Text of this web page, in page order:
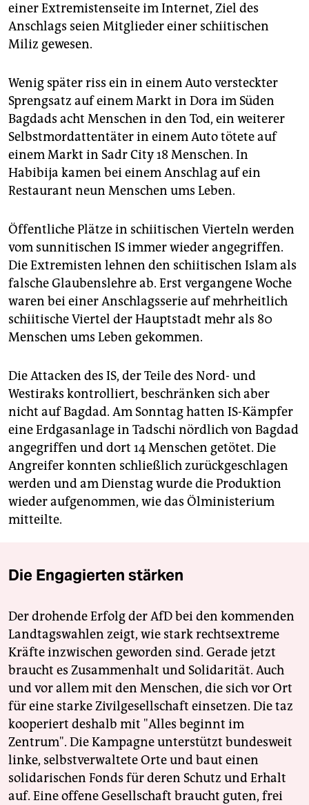
einer Extremistenseite im Internet, Ziel des
Anschlags seien Mitglieder einer schiitischen
Miliz gewesen.
Wenig später riss ein in einem Auto versteckter
Sprengsatz auf einem Markt in Dora im Süden
Bagdads acht Menschen in den Tod, ein weiterer
Selbstmordattentäter in einem Auto tötete auf
einem Markt in Sadr City 18 Menschen. In
Habibija kamen bei einem Anschlag auf ein
Restaurant neun Menschen ums Leben.
Öffentliche Plätze in schiitischen Vierteln werden
vom sunnitischen IS immer wieder angegriffen.
Die Extremisten lehnen den schiitischen Islam als
falsche Glaubenslehre ab. Erst vergangene Woche
waren bei einer Anschlagsserie auf mehrheitlich
schiitische Viertel der Hauptstadt mehr als 80
Menschen ums Leben gekommen.
Die Attacken des IS, der Teile des Nord- und
Westiraks kontrolliert, beschränken sich aber
nicht auf Bagdad. Am Sonntag hatten IS-Kämpfer
eine Erdgasanlage in Tadschi nördlich von Bagdad
angegriffen und dort 14 Menschen getötet. Die
Angreifer konnten schließlich zurückgeschlagen
werden und am Dienstag wurde die Produktion
wieder aufgenommen, wie das Ölministerium
mitteilte.
Die Engagierten stärken
Der drohende Erfolg der AfD bei den kommenden
Landtagswahlen zeigt, wie stark rechtsextreme
Kräfte inzwischen geworden sind. Gerade jetzt
braucht es Zusammenhalt und Solidarität. Auch
und vor allem mit den Menschen, die sich vor Ort
für eine starke Zivilgesellschaft einsetzen. Die taz
kooperiert deshalb mit "Alles beginnt im
Zentrum". Die Kampagne unterstützt bundesweit
linke, selbstverwaltete Orte und baut einen
solidarischen Fonds für deren Schutz und Erhalt
auf. Eine offene Gesellschaft braucht guten, frei